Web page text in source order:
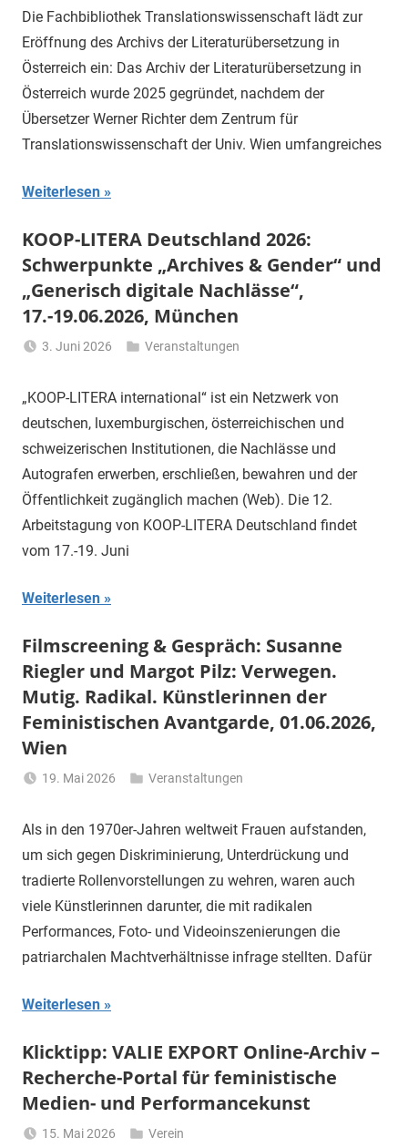
Gerhalter
Die Fachbibliothek Translationswissenschaft lädt zur
Eröffnung des Archivs der Literaturübersetzung in
Österreich ein: Das Archiv der Literaturübersetzung in
Österreich wurde 2025 gegründet, nachdem der
Übersetzer Werner Richter dem Zentrum für
Translationswissenschaft der Univ. Wien umfangreiches
Weiterlesen
KOOP-LITERA Deutschland 2026:
Schwerpunkte „Archives & Gender“ und
„Generisch digitale Nachlässe“,
17.-19.06.2026, München
3. Juni 2026
Gerhalter
Veranstaltungen
„KOOP-LITERA international“ ist ein Netzwerk von
deutschen, luxemburgischen, österreichischen und
schweizerischen Institutionen, die Nachlässe und
Autografen erwerben, erschließen, bewahren und der
Öffentlichkeit zugänglich machen (Web). Die 12.
Arbeitstagung von KOOP-LITERA Deutschland findet
vom 17.-19. Juni
Weiterlesen
Filmscreening & Gespräch: Susanne
Riegler und Margot Pilz: Verwegen.
Mutig. Radikal. Künstlerinnen der
Feministischen Avant­garde, 01.06.2026,
Wien
19. Mai 2026
Gerhalter
Veranstaltungen
Als in den 1970er-Jahren weltweit Frauen aufstanden,
um sich gegen Diskriminierung, Unterdrückung und
tradierte Rollenvor­stel­lungen zu wehren, waren auch
viele Künstle­rinnen darunter, die mit radikalen
Performan­ces, Foto- und Videoinsze­nie­rungen die
patriarchalen Machtverhältnisse infrage stell­ten. Dafür
Weiterlesen
Klicktipp: VALIE EXPORT Online-Archiv –
Recherche-Portal für feministische
Medien- und Performancekunst
15. Mai 2026
Verein